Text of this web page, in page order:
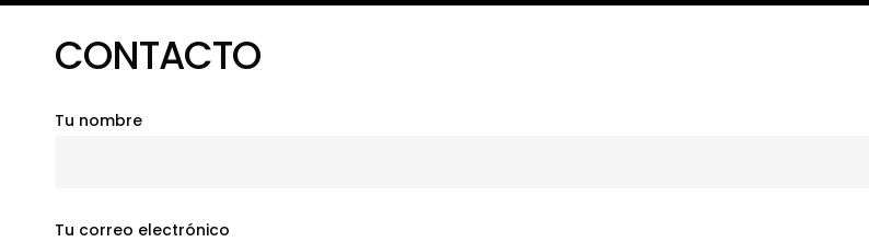
CONTACTO
Tu nombre
Tu correo electrónico